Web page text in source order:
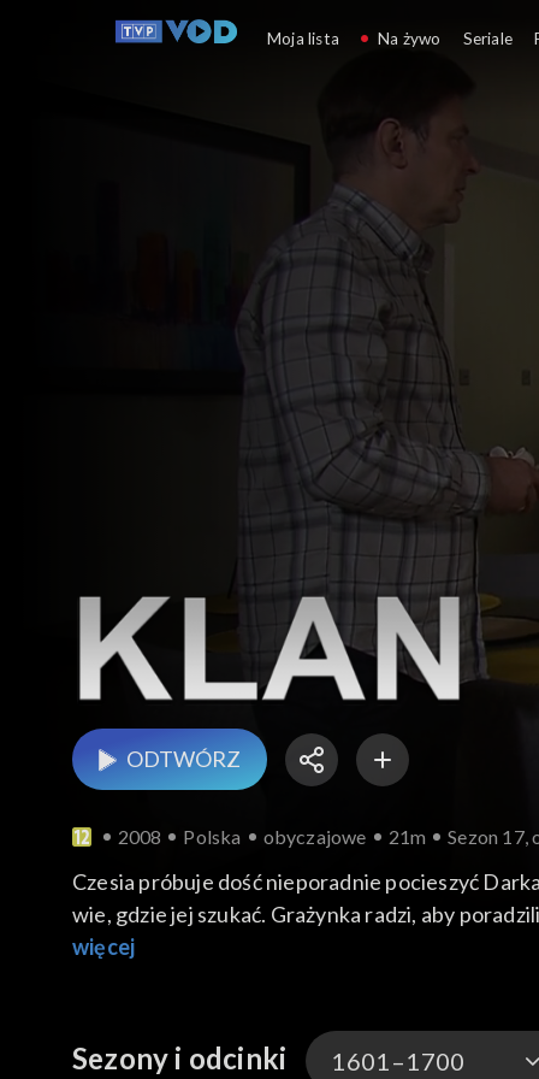
Klan
ODTWÓRZ
2008 Polska obyczajowe 21m Sezon 17,
Czesia próbuje dość nieporadnie pocieszyć
wie, gdzie jej szukać. Grażynka radzi, aby
myśli o zmianie uczelni. Monika chce
więcej
Sezony i odcinki 1601–1700
Moja lista Na żywo Seriale